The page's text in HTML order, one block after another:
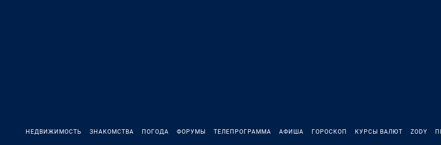
НЕДВИЖИМОСТЬ ЗНАКОМСТВА ПОГОДА ФОРУМЫ ТЕЛЕПРОГРАММА АФИША ГОРОСКОП КУРСЫ ВАЛЮТ ZODY